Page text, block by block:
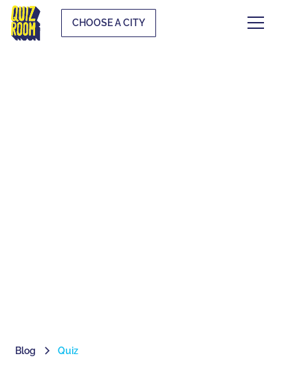
CHOOSE A CITY
Blog Quiz